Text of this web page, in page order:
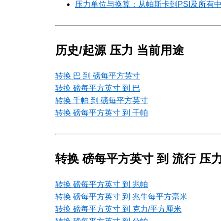
压力单位与换算：从帕斯卡到PSI及所有
历史/起源 压力 当前用途
转换 巴 到 磅每平方英寸
转换 磅每平方英寸 到 巴
转换 千帕 到 磅每平方英寸
转换 磅每平方英寸 到 千帕
转换 磅每平方英寸 到 流行 压
转换 磅每平方英寸 到 兆帕
转换 磅每平方英寸 到 兆牛每平方毫米
转换 磅每平方英寸 到 克力/平方厘米